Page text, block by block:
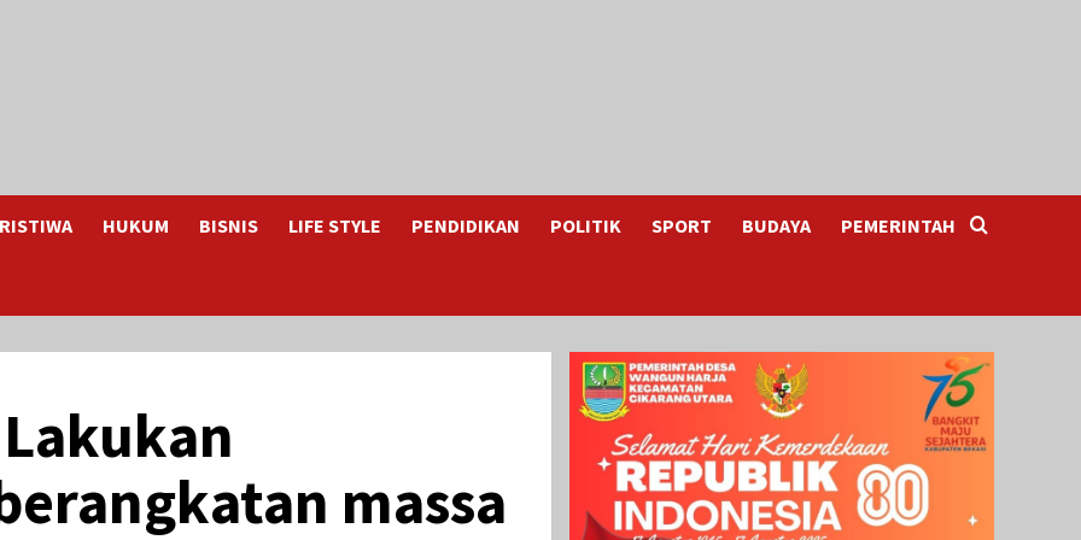
HUKUM BISNIS LIFE STYLE PENDIDIKAN POLITIK SPORT BUDAYA PEMERINTAH
massa